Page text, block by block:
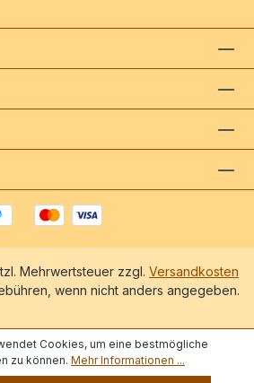
Chorstimmen bitte nur
Mehrwertsteuer zzgl. Versandkosten
wenn nicht anders angegeben.
Cookies, um eine bestmögliche
zu können. Mehr Informationen ...